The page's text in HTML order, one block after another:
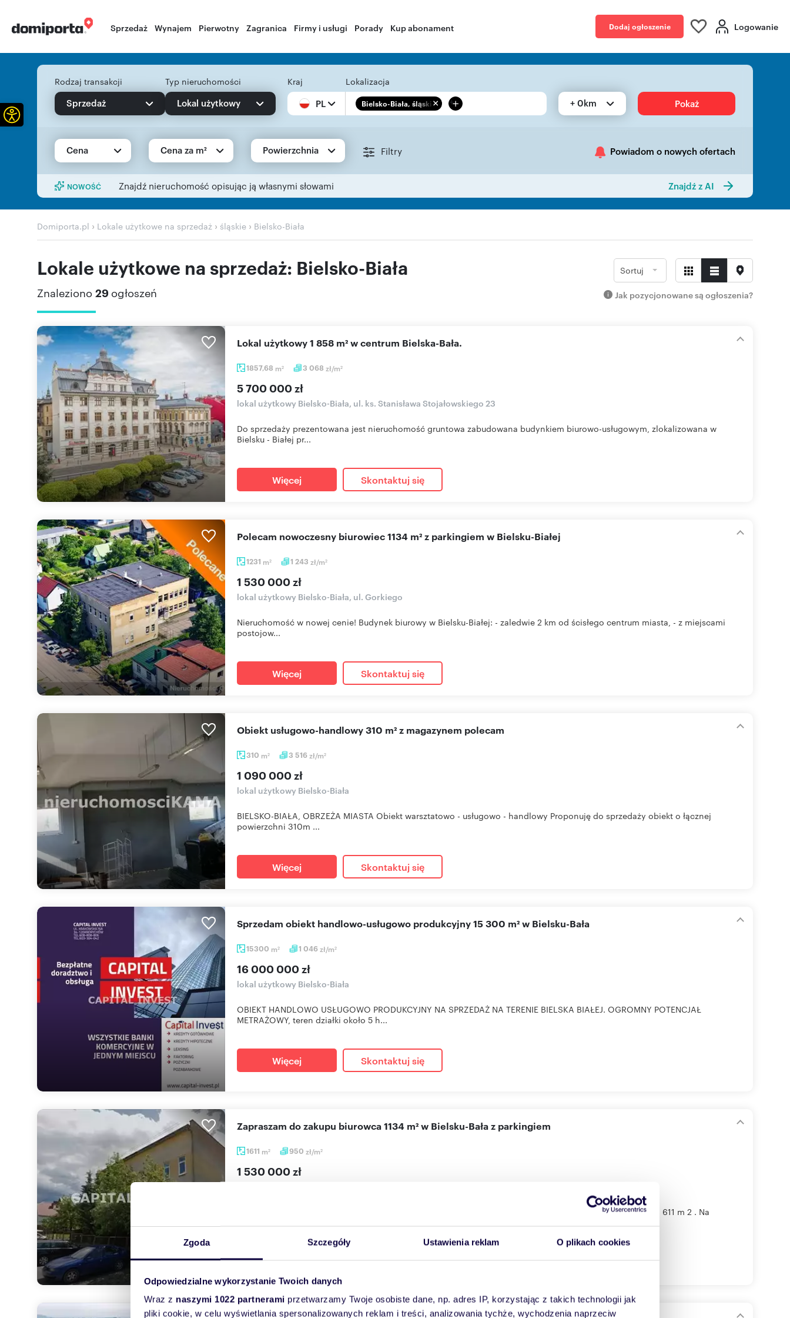
Zgoda Szczegóły Ustawienia reklam O plikach cookies
Odpowiedzialne wykorzystanie Twoich danych
Wraz z naszymi 1022 partnerami przetwarzamy Twoje osobiste dane, np. adres IP, korzystając z takich technologii jak
pliki cookie, w celu wyświetlania spersonalizowanych reklam i treści, analizowania tychże, wychodzenia naprzeciw
Sprzedaż Wynajem Pierwotny Zagranica Firmy i usługi Porady Kup abonament Dodaj ogłoszenie Logowanie
Rodzaj transakcji
Sprzedaż
Typ nieruchomości
Lokal użytkowy
Kraj
PL
Lokalizacja
Bielsko-Biała, śląskie + + 0km Pokaż
Cena Cena za m² Powierzchnia Filtry Powiadom o nowych ofertach
NOWOŚĆ Znajdź nieruchomość opisując ją własnymi słowami Znajdź z AI
Domiporta.pl › Lokale użytkowe na sprzedaż › śląskie › Bielsko-Biała
Lokale użytkowe na sprzedaż: Bielsko-Biała
Znaleziono 29 ogłoszeń
Sortuj
Jak pozycjonowane są ogłoszenia?
1857,68 m2 3 068 zł/m2
Lokal użytkowy 1 858 m² w centrum Bielska-Bała.
5 700 000 zł
lokal użytkowy Bielsko-Biała, ul. ks. Stanisława Stojałowskiego 23
Do sprzedaży prezentowana jest nieruchomość gruntowa zabudowana budynkiem biurowo-usługowym, zlokalizowana w
Bielsku - Białej pr...
Więcej Skontaktuj się
1231 m2 1 243 zł/m2
Polecam nowoczesny biurowiec 1134 m² z parkingiem w Bielsku-Białej
1 530 000 zł
lokal użytkowy Bielsko-Biała, ul. Gorkiego
Nieruchomość w nowej cenie! Budynek biurowy w Bielsku-Białej: - zaledwie 2 km od ścisłego centrum miasta, - z miejscami
postojow...
Więcej Skontaktuj się
310 m2 3 516zł/m2
Obiekt usługowo-handlowy 310 m² z magazynem polecam
1 090 000 zł
lokal użytkowy Bielsko-Biała
BIELSKO-BIAŁA, OBRZEŻA MIASTA Obiekt warsztatowo - usługowo - handlowy Proponuję do sprzedaży obiekt o łącznej
powierzchni 310m ...
Więcej Skontaktuj się
15300 m2 1 046zł/m2
Sprzedam obiekt handlowo-usługowo produkcyjny 15 300 m² w Bielsku-Bała
16 000 000 zł
lokal użytkowy Bielsko-Biała
OBIEKT HANDLOWO USŁUGOWO PRODUKCYJNY NA SPRZEDAŻ NA TERENIE BIELSKA BIAŁEJ. OGROMNY POTENCJAŁ
METRAŻOWY, teren działki około 5 h...
Więcej Skontaktuj się
1611 m2 950 zł/m2
Zapraszam do zakupu biurowca 1134 m² w Bielsku-Bała z parkingiem
1 530 000 zł
Budynek biurowy w pobliżu centrum Bielska-Białej. Nieruchomość obejmuje działki o łącznej powierzchni 1 611 m 2 . Na
Otwórz pasek narzędzi